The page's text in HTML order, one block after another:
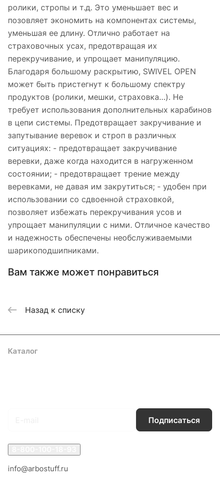
ролики, стропы и т.д. Это уменьшает вес и
позовляет экономить на компонентах системы,
уменьшая ее длину. Отлично работает на
страховочных усах, предотвращая их
перекручивание, и упрощает манипуляцию.
Благодаря большому раскрытию, SWIVEL OPEN
может быть пристегнут к большому спектру
продуктов (ролики, мешки, страховка…). Не
требует использования дополнительных карабинов
в цепи системы. Предотвращает закручивание и
запутывание веревок и строп в различных
ситуациях: - предотвращает закручивание
веревки, даже когда находится в нагруженном
состоянии; - предотвращает трение между
веревками, не давая им закрутиться; - удобен при
использовании со сдвоенной страховкой,
позволяет избежать перекручивания усов и
упрощает манипуляции с ними. Отличное качество
и надежность обеспечены необслуживаемыми
шарикоподшипниками.
Вам также может понравиться
Назад к списку
Каталог
Подписаться
info@arbostuff.ru